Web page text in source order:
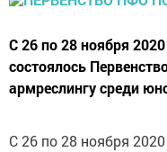
С 26 по 28 ноября
состоялось
армреслингу среди
С 26 по 28 ноября